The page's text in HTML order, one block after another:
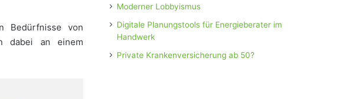
Bedürfnisse von
dabei an einem
Moderner Lobbyismus
Digitale Planungstools für Energieberater im
Handwerk
Private Krankenversicherung ab 50?